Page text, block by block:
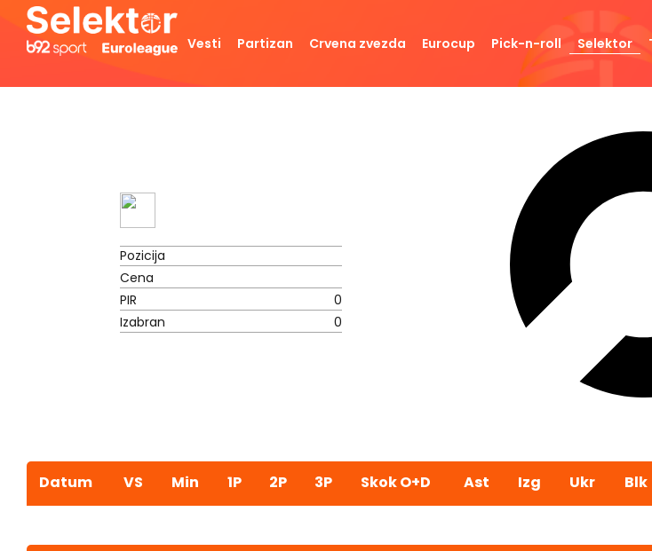
Vesti Partizan Crvena zvezda Eurocup Pick-n-roll Selektor
Pozicija
Cena
PIR
0
Izabran
0
Datum VS Min 1P 2P 3P Skok O+D Ast Izg Ukr Blk